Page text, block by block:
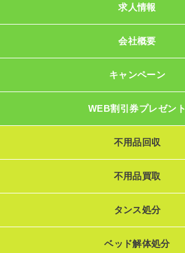
求人情報
会社概要
キャンペーン
WEB割引券プレゼント
不用品回収
不用品買取
タンス処分
ベッド解体処分